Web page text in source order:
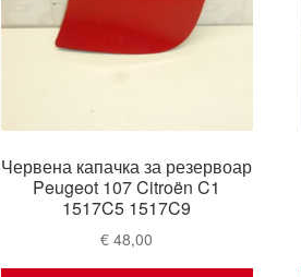
Червена капачка за резервоар
Peugeot 107 Citroën C1
1517C5 1517C9
€ 48,00